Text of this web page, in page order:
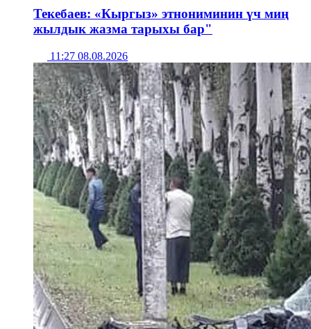
Текебаев: «Кыргыз» этнониминин үч миң
жылдык жазма тарыхы бар"
11:27 08.08.2026